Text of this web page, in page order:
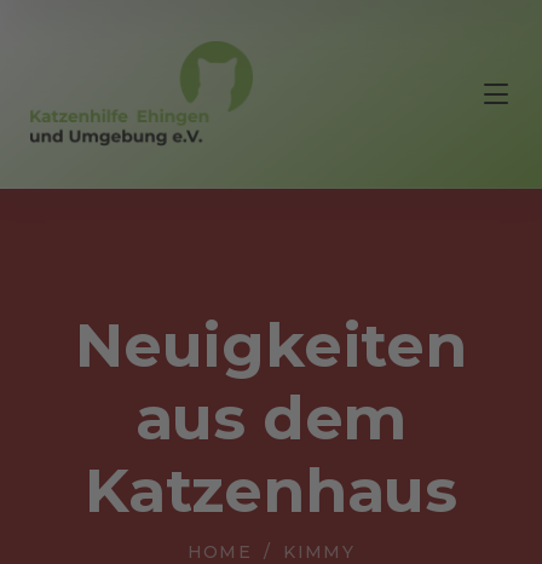
HOME KIMMY
Neuigkeiten
aus dem
Katzenhaus